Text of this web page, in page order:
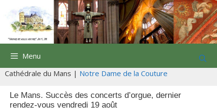
contenu
Menu
Cathédrale du Mans | Notre Dame de la Couture
Le Mans. Succès des concerts d’orgue, dernier
rendez-vous vendredi 19 août